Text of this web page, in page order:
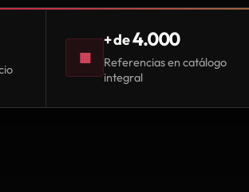
▦
+ de4.000
Referencias en catálogo
integral